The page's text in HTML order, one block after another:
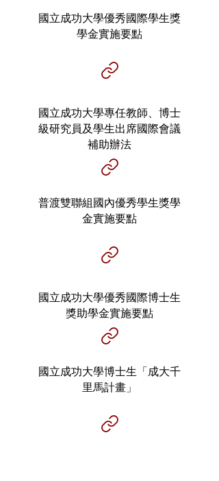
國立成功大學優秀國際學生獎
學金實施要點
國立成功大學專任教師、博士
級研究員及學生出席國際會議
補助辦法
普渡雙聯組國內優秀學生獎學
金實施要點
國立成功大學優秀國際博士生
獎助學金實施要點
國立成功大學博士生「成大千
里馬計畫」